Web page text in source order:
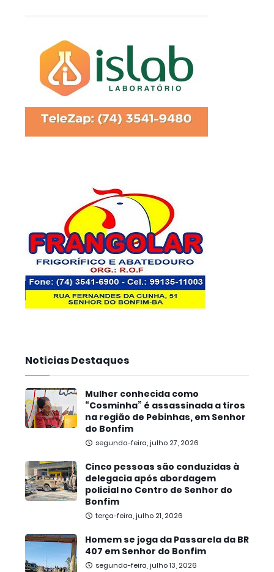
Noticias Destaques
Mulher conhecida como
“Cosminha” é assassinada a tiros
na região de Pebinhas, em Senhor
do Bonfim
segunda-feira, julho 27, 2026
Cinco pessoas são conduzidas à
delegacia após abordagem
policial no Centro de Senhor do
Bonfim
terça-feira, julho 21, 2026
Homem se joga da Passarela da BR
407 em Senhor do Bonfim
segunda-feira, julho 13, 2026